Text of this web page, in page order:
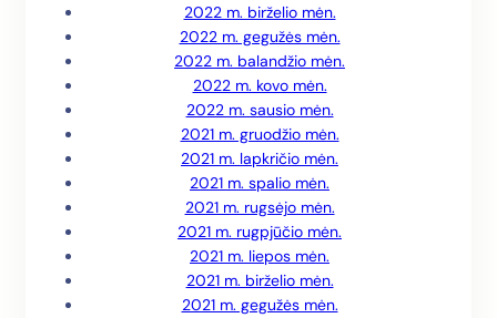
2022 m. birželio mėn.
2022 m. gegužės mėn.
2022 m. balandžio mėn.
2022 m. kovo mėn.
2022 m. sausio mėn.
2021 m. gruodžio mėn.
2021 m. lapkričio mėn.
2021 m. spalio mėn.
2021 m. rugsėjo mėn.
2021 m. rugpjūčio mėn.
2021 m. liepos mėn.
2021 m. birželio mėn.
2021 m. gegužės mėn.